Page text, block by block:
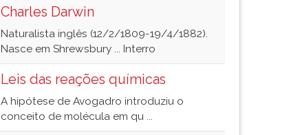
Charles Darwin
Naturalista inglês (12/2/1809-19/4/1882).
Nasce em Shrewsbury ... Interro
Leis das reações químicas
A hipótese de Avogadro introduziu o
conceito de molécula em qu ...